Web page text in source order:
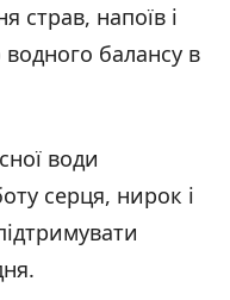
страв, напоїв і
балансу в
води
серця, нирок і